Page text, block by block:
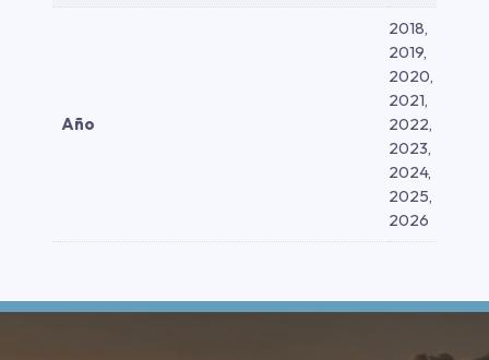
Año
2018,
2019,
2020,
2021,
2022,
2023,
2024,
2025,
2026